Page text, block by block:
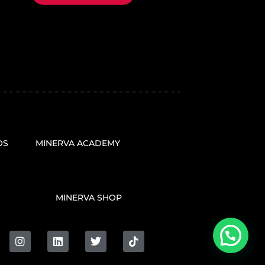
MINERVA ACADEMY
MINERVA SHOP